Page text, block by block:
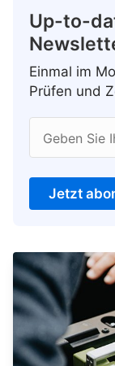
Up-to-
Einmal im
Prüfen und
Geben Sie
Jetzt